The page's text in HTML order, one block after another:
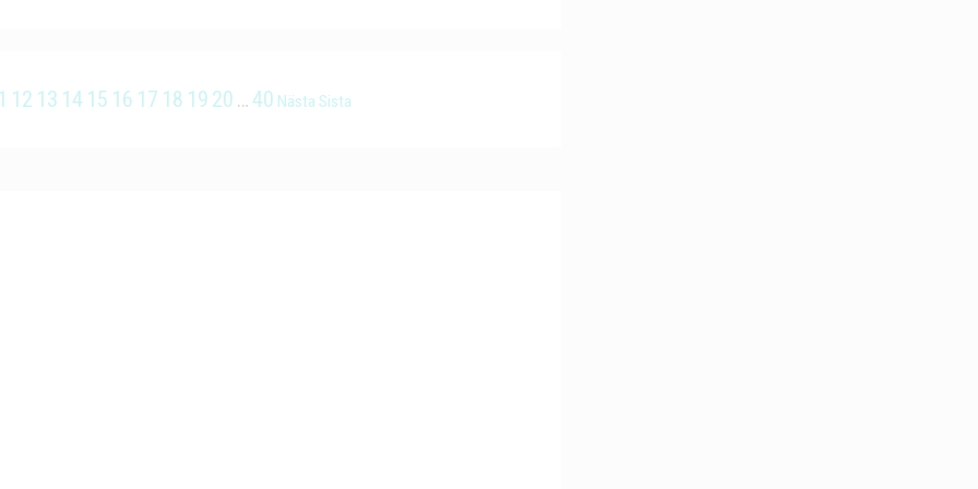
12 13 14 15 16 17 18 19 20 … 40 Nästa Sista